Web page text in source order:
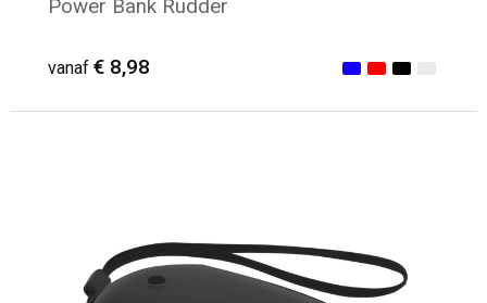
Power Bank Rudder
vanaf € 8,98